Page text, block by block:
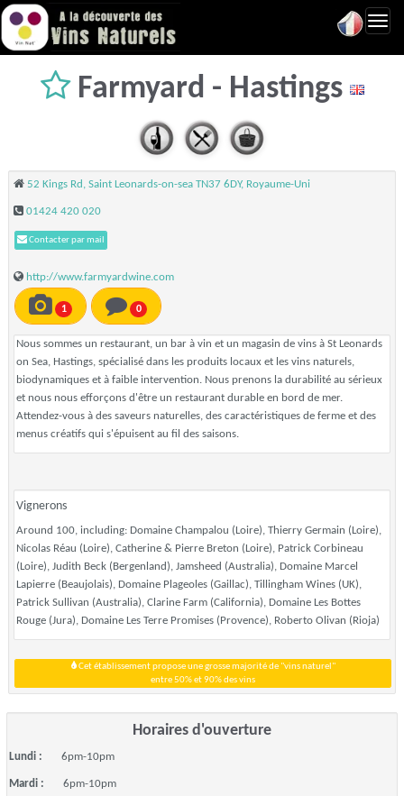
Farmyard - Hastings
52 Kings Rd, Saint Leonards-on-sea TN37 6DY, Royaume-Uni
01424 420 020
Contacter par mail
http://www.farmyardwine.com
1 0
Nous sommes un restaurant, un bar à vin et un magasin de vins à St Leonards
on Sea, Hastings, spécialisé dans les produits locaux et les vins naturels,
biodynamiques et à faible intervention. Nous prenons la durabilité au sérieux
et nous nous efforçons d'être un restaurant durable en bord de mer.
Attendez-vous à des saveurs naturelles, des caractéristiques de ferme et des
menus créatifs qui s'épuisent au fil des saisons.
Vignerons
Around 100, including: Domaine Champalou (Loire), Thierry Germain (Loire),
Nicolas Réau (Loire), Catherine & Pierre Breton (Loire), Patrick Corbineau
(Loire), Judith Beck (Bergenland), Jamsheed (Australia), Domaine Marcel
Lapierre (Beaujolais), Domaine Plageoles (Gaillac), Tillingham Wines (UK),
Patrick Sullivan (Australia), Clarine Farm (California), Domaine Les Bottes
Rouge (Jura), Domaine Les Terre Promises (Provence), Roberto Olivan (Rioja)
Cet établissement propose une grosse majorité de "vins naturel"
entre 50% et 90% des vins
Horaires d'ouverture
Lundi : 6pm-10pm
Mardi : 6pm-10pm